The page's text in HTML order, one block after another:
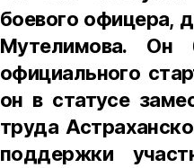
боевого офицера,
Мутелимова.
официального
он в статусе
труда
поддержки